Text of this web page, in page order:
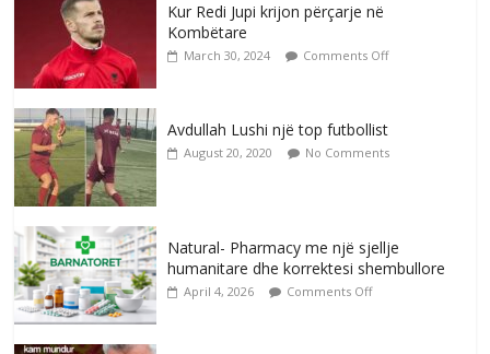
Kur Redi Jupi krijon përçarje në
Kombëtare
March 30, 2024 Comments Off
Avdullah Lushi një top futbollist
August 20, 2020 No Comments
Natural- Pharmacy me një sjellje
humanitare dhe korrektesi shembullore
April 4, 2026 Comments Off